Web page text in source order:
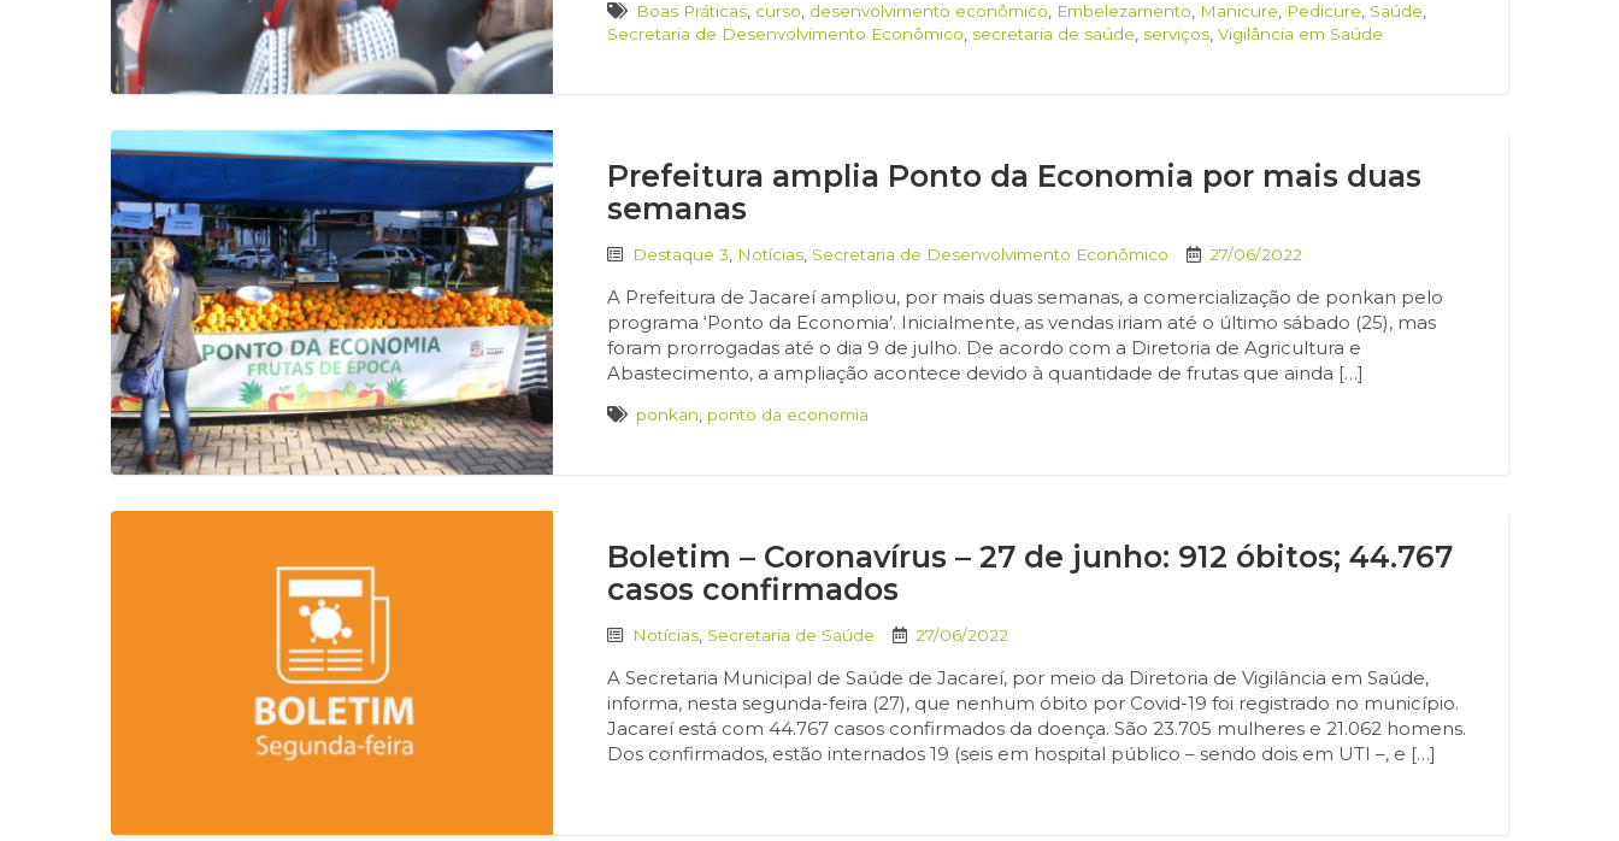
Boas Práticas, curso desenvolvimento econômico Embelezamento Manicure Pedicure Saúde
Secretaria de Desenvolvimento Econômico secretaria de saúde serviços, Vigilância em Saúde
Prefeitura amplia Ponto da Economia por mais duas
semanas
Destaque 3 Notícias, Secretaria de Desenvolvimento Econômico 27/06/2022
A Prefeitura de Jacareí ampliou, por mais duas semanas, a comercialização de ponkan pelo
programa ‘Ponto da Economia’. Inicialmente, as vendas iriam até o último sábado (25), mas
foram prorrogadas até o dia 9 de julho. De acordo com a Diretoria de Agricultura e
Abastecimento, a ampliação acontece devido à quantidade de frutas que ainda […]
ponkan ponto da economia
Boletim – Coronavírus – 27 de junho: 912 óbitos; 44.767
casos confirmados
Notícias, Secretaria de Saúde 27/06/2022
A Secretaria Municipal de Saúde de Jacareí, por meio da Diretoria de Vigilância em Saúde,
informa, nesta segunda-feira (27), que nenhum óbito por Covid-19 foi registrado no município.
Jacareí está com 44.767 casos confirmados da doença. São 23.705 mulheres e 21.062 homens.
Dos confirmados, estão internados 19 (seis em hospital público – sendo dois em UTI –, e […]